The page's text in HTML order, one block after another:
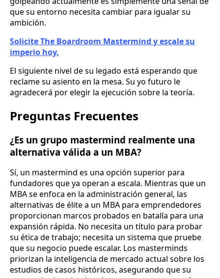
que su entorno necesita cambiar para igualar su
ambición.
Solicite The Boardroom Mastermind y escale su
imperio hoy.
El siguiente nivel de su legado está esperando que
reclame su asiento en la mesa. Su yo futuro le
agradecerá por elegir la ejecución sobre la teoría.
Preguntas Frecuentes
¿Es un grupo mastermind realmente una
alternativa válida a un MBA?
Sí, un mastermind es una opción superior para
fundadores que ya operan a escala. Mientras que un
MBA se enfoca en la administración general, las
alternativas de élite a un MBA para emprendedores
proporcionan marcos probados en batalla para una
expansión rápida. No necesita un título para probar
su ética de trabajo; necesita un sistema que pruebe
que su negocio puede escalar. Los masterminds
priorizan la inteligencia de mercado actual sobre los
estudios de casos históricos, asegurando que su